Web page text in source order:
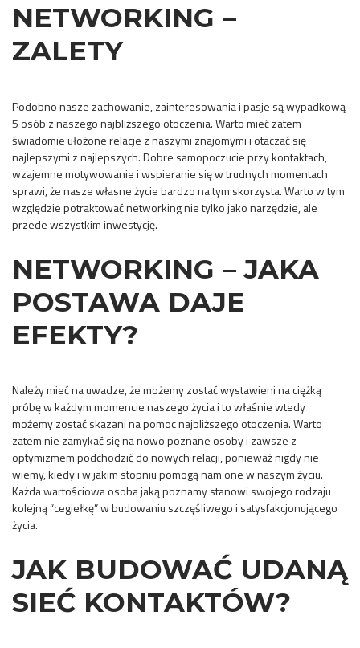
NETWORKING –
ZALETY
Podobno nasze zachowanie, zainteresowania i pasje są wypadkową
5 osób z naszego najbliższego otoczenia. Warto mieć zatem
świadomie ułożone relacje z naszymi znajomymi i otaczać się
najlepszymi z najlepszych. Dobre samopoczucie przy kontaktach,
wzajemne motywowanie i wspieranie się w trudnych momentach
sprawi, że nasze własne życie bardzo na tym skorzysta. Warto w tym
względzie potraktować networking nie tylko jako narzędzie, ale
przede wszystkim inwestycję.
NETWORKING – JAKA
POSTAWA DAJE
EFEKTY?
Należy mieć na uwadze, że możemy zostać wystawieni na ciężką
próbę w każdym momencie naszego życia i to właśnie wtedy
możemy zostać skazani na pomoc najbliższego otoczenia. Warto
zatem nie zamykać się na nowo poznane osoby i zawsze z
optymizmem podchodzić do nowych relacji, ponieważ nigdy nie
wiemy, kiedy i w jakim stopniu pomogą nam one w naszym życiu.
Każda wartościowa osoba jaką poznamy stanowi swojego rodzaju
kolejną “cegiełkę” w budowaniu szczęśliwego i satysfakcjonującego
życia.
JAK BUDOWAĆ UDANĄ
SIEĆ KONTAKTÓW?